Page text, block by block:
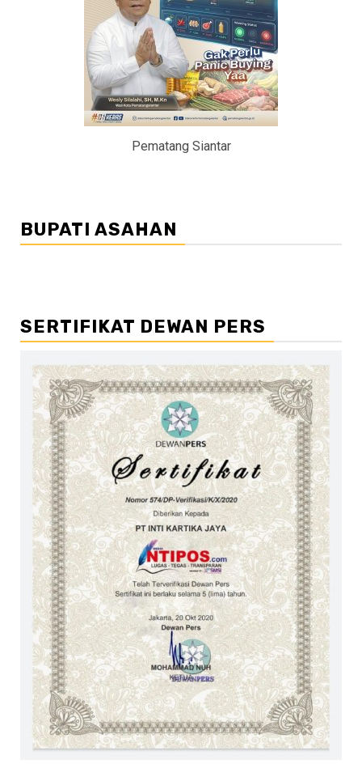
Pematang Siantar
BUPATI ASAHAN
SERTIFIKAT DEWAN PERS